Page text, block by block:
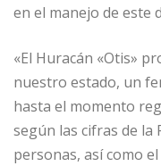
en el manejo de este
«El Huracán «Otis»
nuestro estado, un
hasta el momento
según las cifras de la
personas, así como